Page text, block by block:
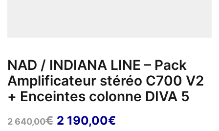
NAD / INDIANA LINE – Pack
Amplificateur stéréo C700 V2
+ Enceintes colonne DIVA 5
2 640,00€ Le
2 190,00€